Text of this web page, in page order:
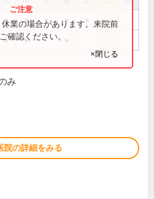
● ● ● ●
● ●
業の場合があります。来院前
確認ください。
×閉じる
み
院の詳細をみる